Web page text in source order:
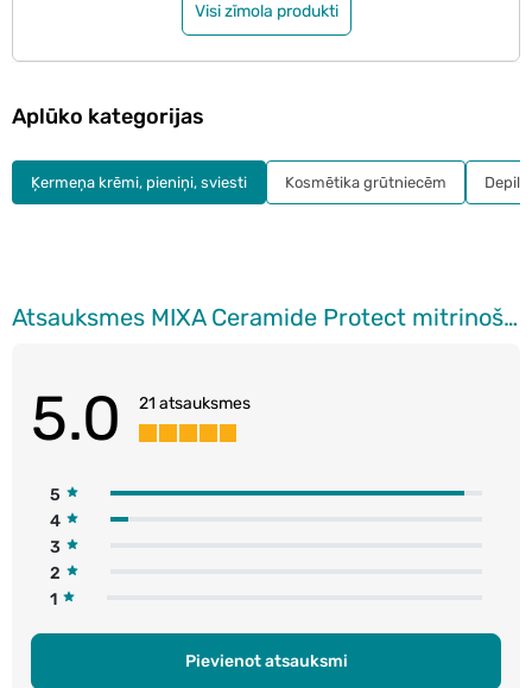
Visi zīmola produkti
Atsauksmes MIXA Ceramide Protect mitrinošs aizsargkrēms sejai, rokām un ķermenim, 400ml
5.0 21 atsauksmes
5
4
3
2
1
Pievienot atsauksmi
Aplūko kategorijas
Ķermeņa krēmi, pieniņi, sviesti Kosmētika grūtniecēm